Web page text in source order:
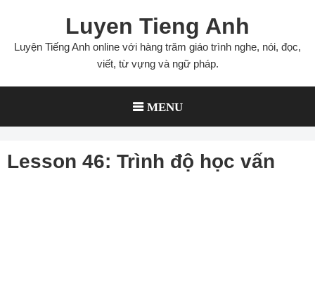
content
Luyen Tieng Anh
Luyện Tiếng Anh online với hàng trăm giáo trình nghe, nói, đọc,
viết, từ vựng và ngữ pháp.
MENU
Lesson 46: Trình độ học vấn